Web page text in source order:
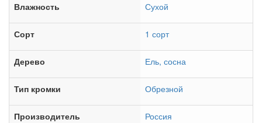
Влажность Сухой
Сорт 1 сорт
Дерево Ель, сосна
Тип кромки Обрезной
Производитель Россия